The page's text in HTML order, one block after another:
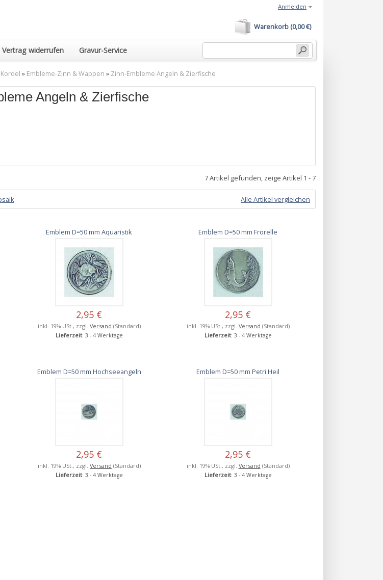
Vertrag widerrufen Gravur-Service
Warenkorb (0,00 €)
Anmelden
» Embleme-Zinn & Wappen » Zinn-Embleme Angeln & Zierfische
Angeln & Zierfische
7 Artikel gefunden, zeige Artikel 1 - 7
Alle Artikel vergleichen
Emblem D=50 mm Aquaristik
2,95 €
inkl. 19% USt., zzgl. Versand (Standard)
Lieferzeit: 3 - 4 Werktage
Emblem D=50 mm Frorelle
2,95 €
inkl. 19% USt., zzgl. Versand (Standard)
Lieferzeit: 3 - 4 Werktage
Emblem D=50 mm Hochseeangeln
2,95 €
inkl. 19% USt., zzgl. Versand (Standard)
Lieferzeit: 3 - 4 Werktage
Emblem D=50 mm Petri Heil
2,95 €
inkl. 19% USt., zzgl. Versand (Standard)
Lieferzeit: 3 - 4 Werktage